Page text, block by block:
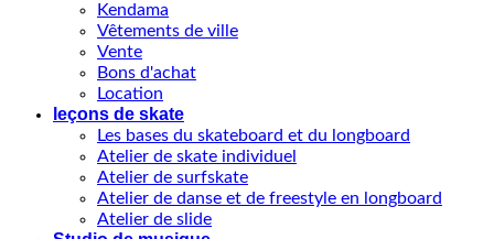
Kendama
Vêtements de ville
Vente
Bons d'achat
Location
leçons de skate
Les bases du skateboard et du longboard
Atelier de skate individuel
Atelier de surfskate
Atelier de danse et de freestyle en longboard
Atelier de slide